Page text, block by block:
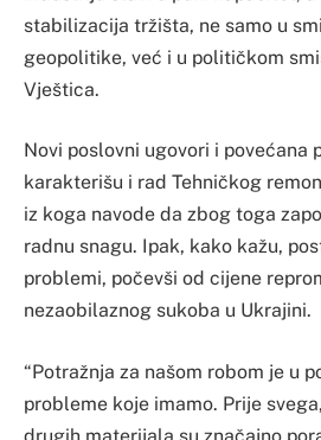
stabilizacija tržišta, ne samo u
geopolitike, već i u političkom
Vještica.
Novi poslovni ugovori i povećana
karakterišu i rad Tehničkog
iz koga navode da zbog toga
radnu snagu. Ipak, kako kažu,
problemi, počevši od cijene
nezaobilaznog sukoba u Ukrajini.
“Potražnja za našom robom je u
probleme koje imamo. Prije